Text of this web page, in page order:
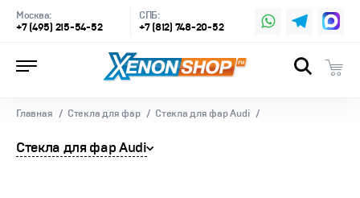
Москва:
+7 (495) 215-54-52
СПБ:
+7 (812) 748-20-52
Главная Стекла для фар Стекла для фар Audi
Стекла для фар Audi